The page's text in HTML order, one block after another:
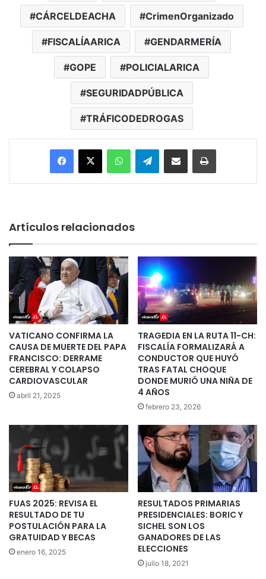
CÁRCELDEACHA CrimenOrganizado
FISCALÍAARICA GENDARMERÍA
GOPE POLICIALARICA
SEGURIDADPÚBLICA
TRÁFICODEDROGAS
Facebook
X WhatsAppTelegramEnviar vía email Imprimir
Artículos relacionados
VATICANO CONFIRMA LA
CAUSA DE MUERTE DEL PAPA
FRANCISCO: DERRAME
CEREBRAL Y COLAPSO
CARDIOVASCULAR
abril 21, 2025
TRAGEDIA EN LA RUTA 11-CH:
FISCALÍA FORMALIZARÁ A
CONDUCTOR QUE HUYÓ
TRAS FATAL CHOQUE
DONDE MURIÓ UNA NIÑA DE
4 AÑOS
febrero 23, 2026
FUAS 2025: REVISA EL
RESULTADO DE TU
POSTULACIÓN PARA LA
GRATUIDAD Y BECAS
enero 16, 2025
RESULTADOS PRIMARIAS
PRESIDENCIALES: BORIC Y
SICHEL SON LOS
GANADORES DE LAS
ELECCIONES
julio 18, 2021